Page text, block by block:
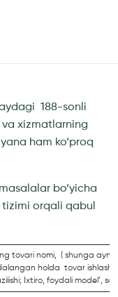
188-sonli
xizmatlarning
ham ko‘proq
bo‘yicha
orqali qabul
tovari nomi, ( shunga
holda tovar ishlash
Ixtiro, foydali model’,